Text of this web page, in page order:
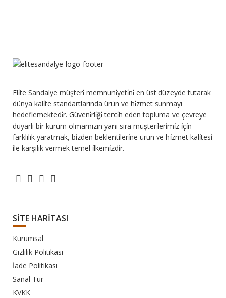
Eli̇te Sandalye müşteri̇ memnuni̇yeti̇ni̇ en üst düzeyde tutarak
dünya kali̇te standartlarında ürün ve hi̇zmet sunmayı
hedeflemektedi̇r. Güveni̇rli̇ği̇ terci̇h eden topluma ve çevreye
duyarlı bi̇r kurum olmamızın yanı sıra müşteri̇leri̇mi̇z i̇çi̇n
farklılık yaratmak, bi̇zden beklenti̇leri̇ne ürün ve hi̇zmet kali̇tesi̇
i̇le karşılık vermek temel i̇lkemi̇zdi̇r.
SİTE HARİTASI
Kurumsal
Gizlilik Politikası
İade Politikası
Sanal Tur
KVKK